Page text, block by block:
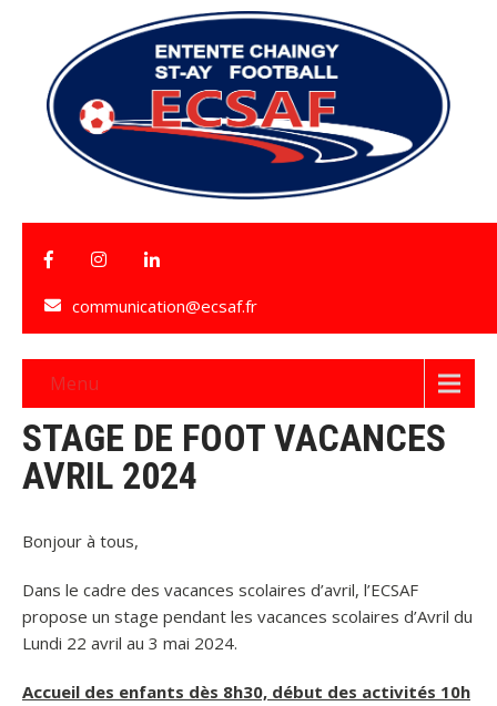
communication@ecsaf.fr
Menu
STAGE DE FOOT VACANCES
AVRIL 2024
Bonjour à tous,
Dans le cadre des vacances scolaires d’avril, l’ECSAF
propose un stage pendant les vacances scolaires d’Avril du
Lundi 22 avril au 3 mai 2024.
Accueil des enfants dès 8h30, début des activités 10h